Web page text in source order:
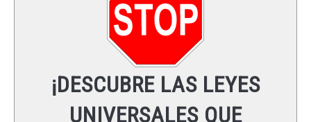
LEYES UNIVERSALES
¡DESCUBRE LAS LEYES
UNIVERSALES QUE